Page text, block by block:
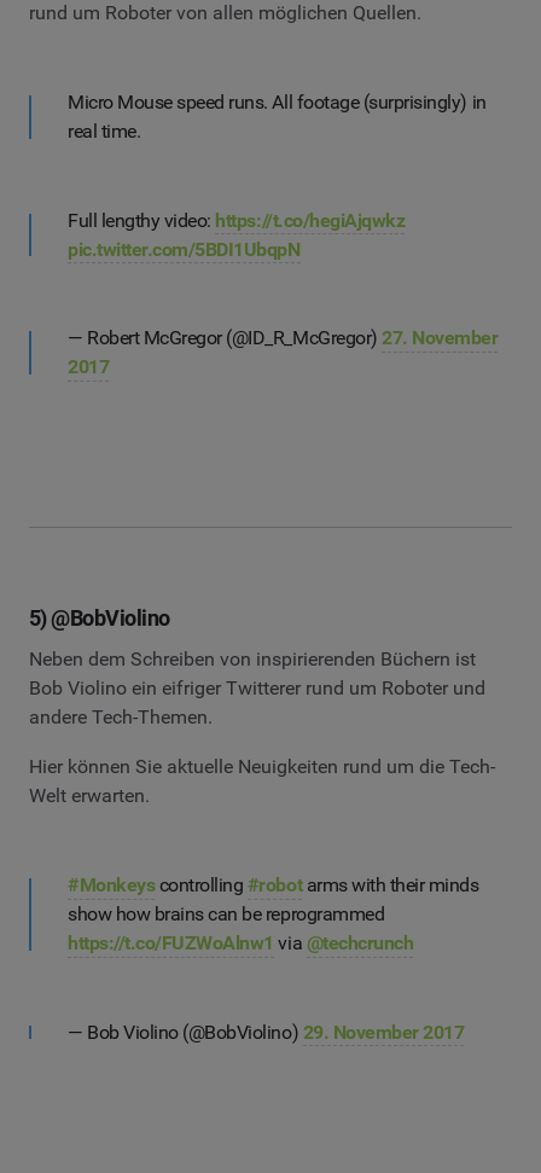
rund um Roboter von allen möglichen Quellen.
Micro Mouse speed runs. All footage (surprisingly) in
real time.
Full lengthy video: https://t.co/hegiAjqwkz
pic.twitter.com/5BDI1UbqpN
— Robert McGregor (@ID_R_McGregor) 27. November
2017
5) @BobViolino
Neben dem Schreiben von inspirierenden Büchern ist
Bob Violino ein eifriger Twitterer rund um Roboter und
andere Tech-Themen.
Hier können Sie aktuelle Neuigkeiten rund um die Tech-
Welt erwarten.
#Monkeyscontrolling #robotarms with their minds
show how brains can be reprogrammed
https://t.co/FUZWoAlnw1 via @techcrunch
— Bob Violino (@BobViolino) 29. November 2017